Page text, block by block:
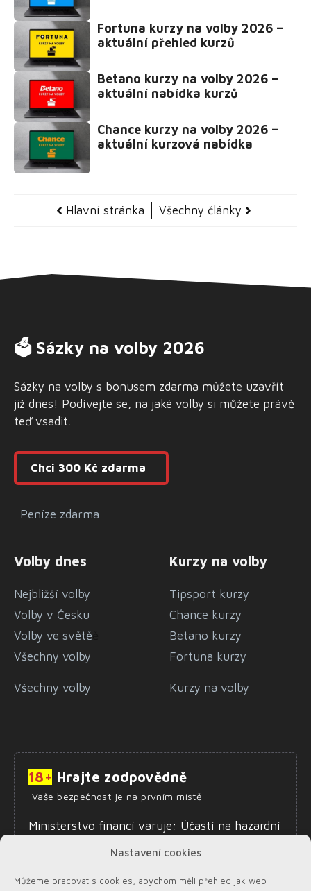
Nastavení cookies
Můžeme pracovat s cookies, abychom měli přehled jak web
Fortuna kurzy na volby 2026 –
aktuální přehled kurzů
Betano kurzy na volby 2026 –
aktuální nabídka kurzů
Chance kurzy na volby 2026 –
aktuální kurzová nabídka
Hlavní stránka Všechny články
🗳 Sázky na volby 2026
Sázky na volby s bonusem zdarma můžete uzavřít
již dnes! Podívejte se, na jaké volby si můžete právě
teď vsadit.
Chci 300 Kč zdarma
Peníze zdarma
Volby dnes
Nejbližší volby
Volby v Česku
Volby ve světě
Všechny volby
Všechny volby
Kurzy na volby
Tipsport kurzy
Chance kurzy
Betano kurzy
Fortuna kurzy
Kurzy na volby
18+ Hrajte zodpovědně
Vaše bezpečnost je na prvním místě
Ministerstvo financí varuje: Účastí na hazardní
osob mladších 18 let na hazardní hře.
Informace o zodpovědném hraní najdete zde